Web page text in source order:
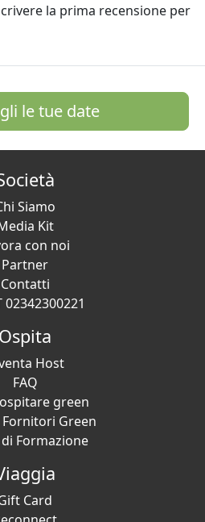
la prima recensione per
le tue date
Siamo
Kit
con noi
Partner
Contatti
02342300221
Ospita
Host
FAQ
green
Green
Formazione
Card